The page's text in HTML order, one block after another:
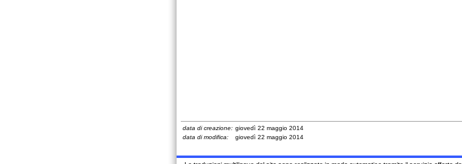
data di creazione: giovedì 22 maggio 2014
data di modifica:
giovedì 22 maggio 2014